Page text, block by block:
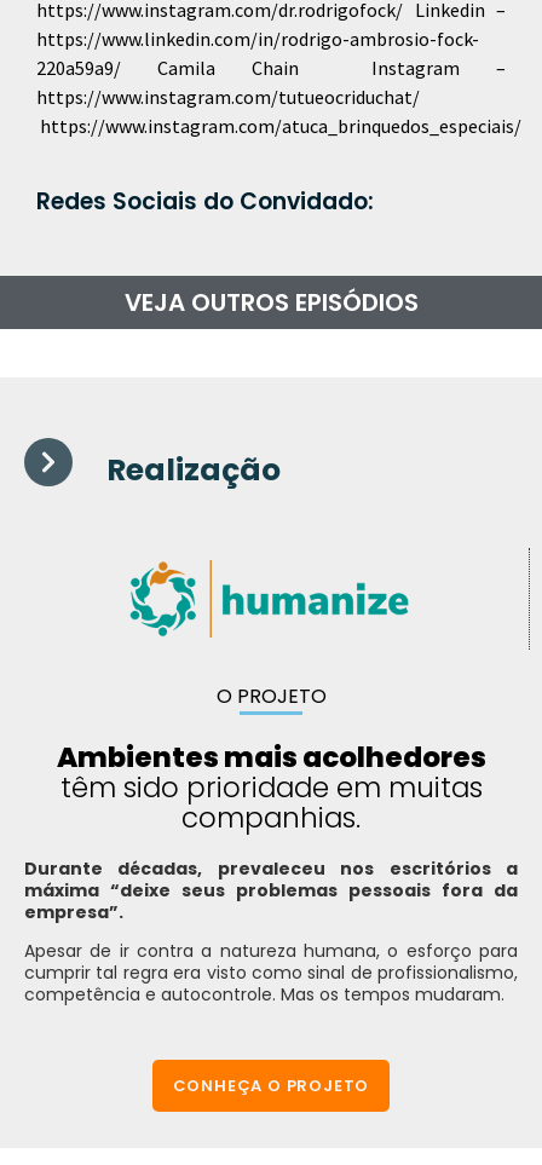
https://www.instagram.com/dr.rodrigofock/ Linkedin –
https://www.linkedin.com/in/rodrigo-ambrosio-fock-
220a59a9/ Camila Chain Instagram –
https://www.instagram.com/tutueocriduchat/
https://www.instagram.com/atuca_brinquedos_especiais/
Redes Sociais do Convidado:
VEJA OUTROS EPISÓDIOS
Realização
O PROJETO
Ambientes mais acolhedores
têm sido prioridade em muitas
companhias.
Durante décadas, prevaleceu nos escritórios a
máxima “deixe seus problemas pessoais fora da
empresa”.
Apesar de ir contra a natureza humana, o esforço para
cumprir tal regra era visto como sinal de profissionalismo,
competência e autocontrole. Mas os tempos mudaram.
CONHEÇA O PROJETO